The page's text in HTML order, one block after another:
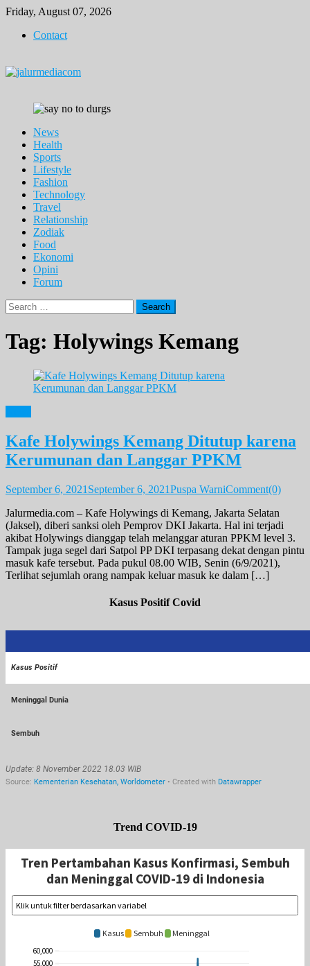
Skip
content
Friday, August 07, 2026
Contact
News
Health
Sports
Lifestyle
Fashion
Technology
Travel
Relationship
Zodiak
Food
Ekonomi
Opini
Forum
Search
for:
Tag: Holywings Kemang
Kafe Holywings Kemang Ditutup karena
Kerumunan dan Langgar PPKM
September 6, 2021 September 6, 2021Puspa WarniComment(0)
Jalurmedia.com – Kafe Holywings di Kemang, Jakarta Selatan
(Jaksel), diberi sanksi oleh Pemprov DKI Jakarta. Hal ini terjadi
akibat Holywings dianggap telah melanggar aturan PPKM level 3.
Tampak juga segel dari Satpol PP DKI terpasang dekat dengan pintu
masuk kafe tersebut. Pada pukul 08.00 WIB, Senin (6/9/2021),
Terlihat sejumlah orang nampak keluar masuk ke dalam […]
Kasus Positif Covid
Trend COVID-19